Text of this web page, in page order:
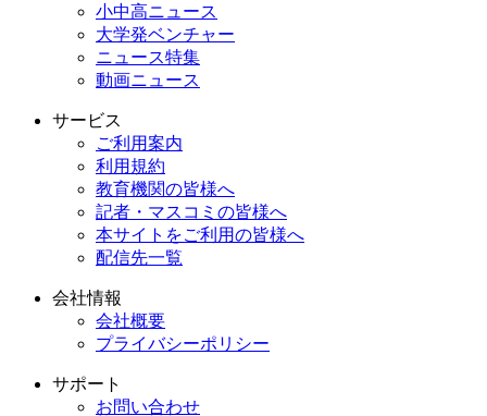
小中高ニュース
大学発ベンチャー
ニュース特集
動画ニュース
サービス
ご利用案内
利用規約
教育機関の皆様へ
記者・マスコミの皆様へ
本サイトをご利用の皆様へ
配信先一覧
会社情報
会社概要
プライバシーポリシー
サポート
お問い合わせ